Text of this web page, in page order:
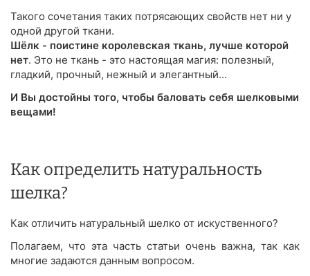
Такого сочетания таких потрясающих свойств нет ни у
одной другой ткани.
Шёлк - поистине королевская ткань, лучше которой
нет. Это не ткань - это настоящая магия: полезный,
гладкий, прочный, нежный и элегантный...
И Вы достойны того, чтобы баловать себя шелковыми
вещами!
Как определить натуральность
шелка?
Как отличить натуральный шелко от искуственного?
Полагаем, что эта часть статьи очень важна, так как
многие задаются данным вопросом.